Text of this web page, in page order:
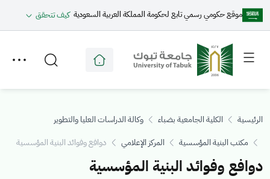
موقع حكومي رسمي تابع لحكومة المملكة العربية السعودية كيف تتحقق
Toggle
menu
Toggle
secondary
menu
الرئيسية الكلية الجامعية بضباء
وكالة الدراسات العليا والتطوير
مكتب البنية المؤسسية
المركز الإعلامي دوافع وفوائد البنية المؤسسية
دوافع وفوائد البنية المؤسسية